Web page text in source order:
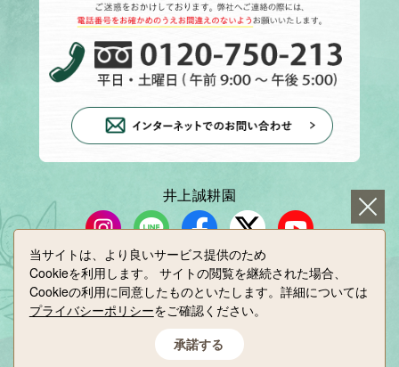
井上誠耕園
小豆島せとうち感謝館
Copyright(C) INOUE SEIKOEN
当サイトは、より良いサービス提供のため
Cookieを利用します。
サイトの閲覧を継続された場合、
Cookieの利用に同意したものといたします。詳細については
プライバシーポリシーをご確認ください。
承諾する